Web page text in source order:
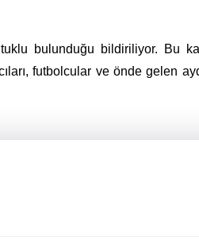
bulunduğu bildiriliyor. Bu
futbolcular ve önde gelen